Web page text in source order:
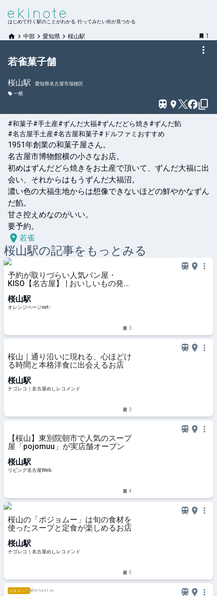
はじめて行く駅のことがわかる 行ってみたい街が見つかる
中部 愛知県 桜山駅 1
若雀菓子舗
桜山駅
愛知県名古屋市瑞穂区
一般
#和菓子#手土産#ずんだ大福#ずんだどら焼き #ずんだ餡
#名古屋手土産#名古屋和菓子#ドルファミおすすめ
1951年創業の和菓子屋さん。
名古屋市博物館横の小さなお店。
初めはずんだどら焼きをお土産で頂いて、ずんだ大福に出
会い、それからはもうずんだ大福沼。
濃い色の大福生地からは想像できないほどの鮮やかなずん
だ餡。
甘さ控えめなのがいい。
要予約。
若雀
桜山駅の記事をもっとみる
予約が取りづらい人気パン屋・
KISO【名古屋】 | おいしいもの発見
桜山駅
オレンジページnet -
3
桜山｜通り沿いに現れる、心ほどけ
る時間と本格洋食に出会えるお店
桜山駅
ナゴレコ｜名古屋めしレコメンド
3
【桜山】東別院朝市で人気のスープ
屋「pojomuu」が実店舗オープン
桜山駅
リビング名古屋Web
4
桜山の「ポジョムー」は旬の食材を
使ったスープと定食が楽しめるお店
桜山駅
ナゴレコ｜名古屋めしレコメンド
5
エキメシ！ 駅から631 m